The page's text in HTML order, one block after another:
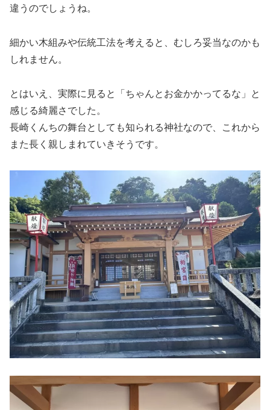
違うのでしょうね。
細かい木組みや伝統工法を考えると、むしろ妥当なのかも
しれません。
とはいえ、実際に見ると「ちゃんとお金かかってるな」と
感じる綺麗さでした。
長崎くんちの舞台としても知られる神社なので、これから
また長く親しまれていきそうです。